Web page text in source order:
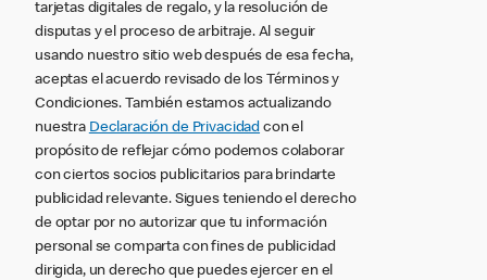
tarjetas digitales de regalo, y la resolución de
disputas y el proceso de arbitraje. Al seguir
usando nuestro sitio web después de esa fecha,
aceptas el acuerdo revisado de los Términos y
Condiciones. También estamos actualizando
nuestra Declaración de Privacidad con el
propósito de reflejar cómo podemos colaborar
con ciertos socios publicitarios para brindarte
publicidad relevante. Sigues teniendo el derecho
de optar por no autorizar que tu información
personal se comparta con fines de publicidad
dirigida, un derecho que puedes ejercer en el